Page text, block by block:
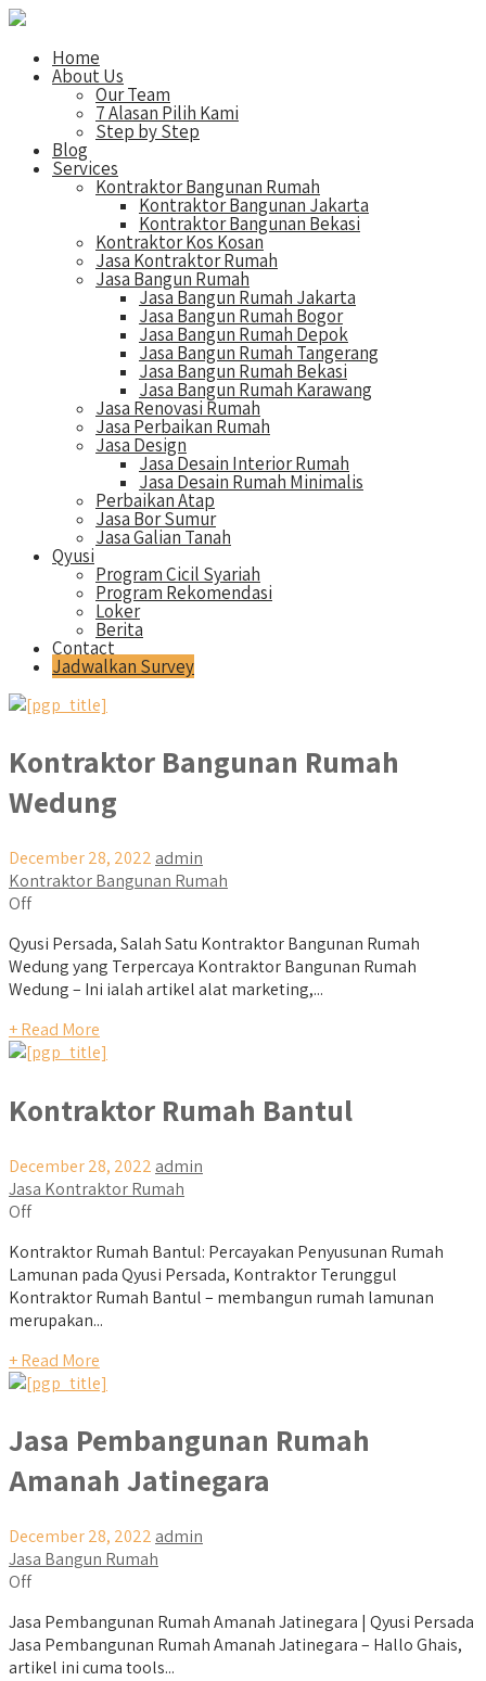
Home
About Us
Our Team
7 Alasan Pilih Kami
Step by Step
Blog
Services
Kontraktor Bangunan Rumah
Kontraktor Bangunan Jakarta
Kontraktor Bangunan Bekasi
Kontraktor Kos Kosan
Jasa Kontraktor Rumah
Jasa Bangun Rumah
Jasa Bangun Rumah Jakarta
Jasa Bangun Rumah Bogor
Jasa Bangun Rumah Depok
Jasa Bangun Rumah Tangerang
Jasa Bangun Rumah Bekasi
Jasa Bangun Rumah Karawang
Jasa Renovasi Rumah
Jasa Perbaikan Rumah
Jasa Design
Jasa Desain Interior Rumah
Jasa Desain Rumah Minimalis
Perbaikan Atap
Jasa Bor Sumur
Jasa Galian Tanah
Qyusi
Program Cicil Syariah
Program Rekomendasi
Loker
Berita
Contact
Jadwalkan Survey
Kontraktor Bangunan Rumah
Wedung
December 28, 2022 admin
Kontraktor Bangunan Rumah
Off
Qyusi Persada, Salah Satu Kontraktor Bangunan Rumah
Wedung yang Terpercaya Kontraktor Bangunan Rumah
Wedung – Ini ialah artikel alat marketing,...
+ Read More
Kontraktor Rumah Bantul
December 28, 2022 admin
Jasa Kontraktor Rumah
Off
Kontraktor Rumah Bantul: Percayakan Penyusunan Rumah
Lamunan pada Qyusi Persada, Kontraktor Terunggul
Kontraktor Rumah Bantul – membangun rumah lamunan
merupakan...
+ Read More
Jasa Pembangunan Rumah
Amanah Jatinegara
December 28, 2022 admin
Jasa Bangun Rumah
Off
Jasa Pembangunan Rumah Amanah Jatinegara | Qyusi Persada
Jasa Pembangunan Rumah Amanah Jatinegara – Hallo Ghais,
artikel ini cuma tools...